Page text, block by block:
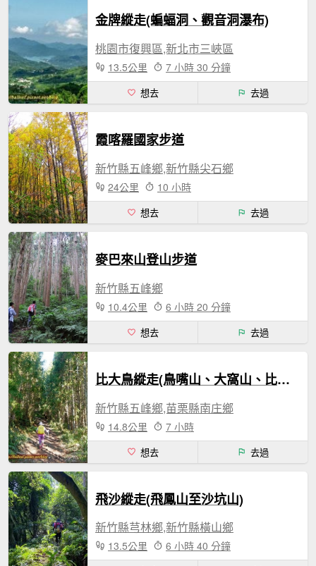
金牌縱走(蝙蝠洞、觀音洞瀑布)
桃園市復興區,新北市三峽區
13.5公里 7 小時 30 分鐘
想去 去過
霞喀羅國家步道
新竹縣五峰鄉,新竹縣尖石鄉
24公里 10 小時
想去 去過
麥巴來山登山步道
新竹縣五峰鄉
10.4公里 6 小時 20 分鐘
想去 去過
比大鳥縱走(鳥嘴山、大窩山、比林山)
新竹縣五峰鄉,苗栗縣南庄鄉
14.8公里 7 小時
想去 去過
飛沙縱走(飛鳳山至沙坑山)
新竹縣芎林鄉,新竹縣橫山鄉
13.5公里 6 小時 40 分鐘